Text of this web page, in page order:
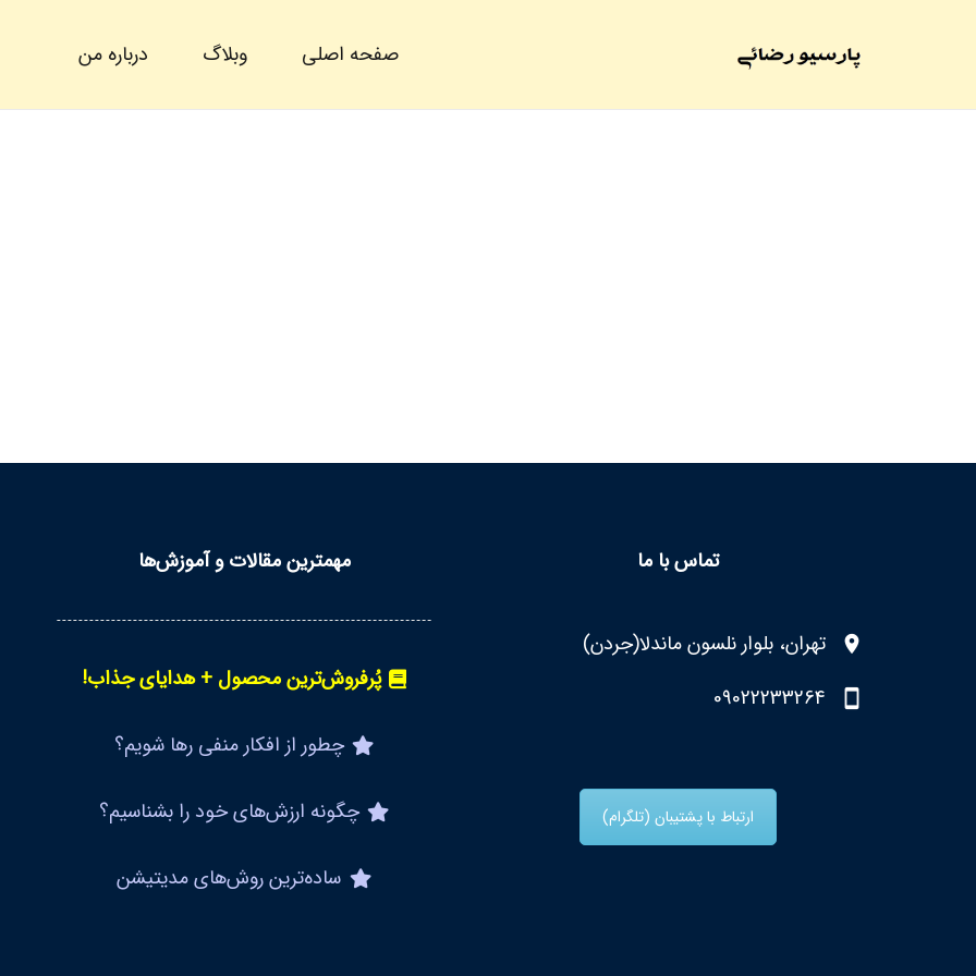
صفحه اصلی وبلاگ درباره من
تماس با ما
تهران، بلوار نلسون ماندلا(جردن)
09022233264
ارتباط با پشتیبان (تلگرام)
مهمترین مقالات و آموزش‌ها
پُرفروش‌ترین محصول + هدایای جذاب!
چطور از افکار منفی رها شویم؟
چگونه ارزش‌های خود را بشناسیم؟
ساده‌ترین روش‌های مدیتیشن